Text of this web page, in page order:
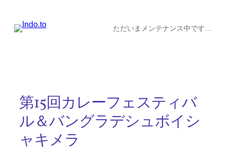
ただいまメンテナンス中です…
第15回カレーフェスティバ
ル＆バングラデシュボイシ
ャキメラ